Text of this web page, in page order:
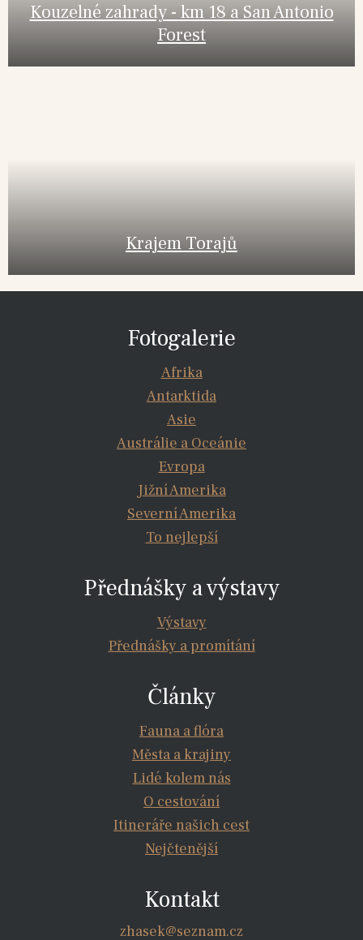
Kouzelné zahrady - km 18 a San Antonio
Forest
Krajem Torajů
Fotogalerie
Afrika
Antarktida
Asie
Austrálie a Oceánie
Evropa
Jižní Amerika
Severní Amerika
To nejlepší
Přednášky a výstavy
Výstavy
Přednášky a promítání
Články
Fauna a flóra
Města a krajiny
Lidé kolem nás
O cestování
Itineráře našich cest
Nejčtenější
Kontakt
zhasek@seznam.cz